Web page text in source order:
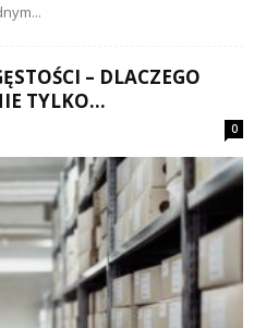
– DLACZEGO
TYLKO...
0